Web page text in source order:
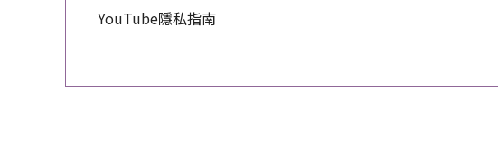
YouTube隱私指南